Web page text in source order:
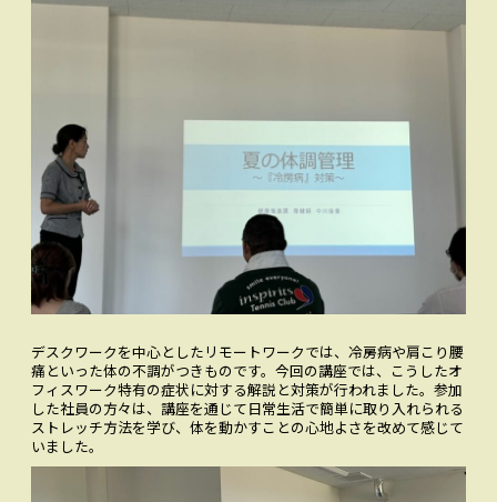
ACCESS
デスクワークを中心としたリモートワークでは、冷房病や肩こり腰
痛といった体の不調がつきものです。今回の講座では、こうしたオ
フィスワーク特有の症状に対する解説と対策が行われました。参加
した社員の方々は、講座を通じて日常生活で簡単に取り入れられる
ストレッチ方法を学び、体を動かすことの心地よさを改めて感じて
いました。